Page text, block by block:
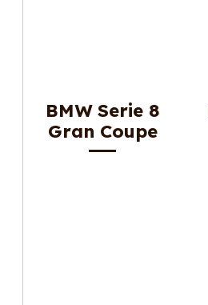
BMW Serie 8
Gran Coupe